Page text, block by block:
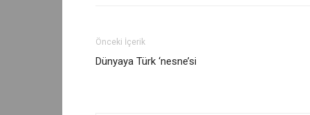
Önceki İçerik
Dünyaya Türk ‘nesne’si